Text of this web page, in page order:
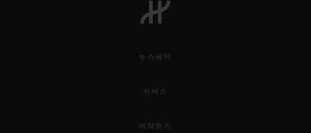
뉴스레터
서비스
예약하기